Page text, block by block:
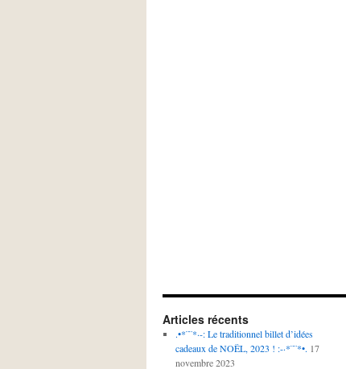
Articles récents
.•*¨¨*·-: Le traditionnel billet d’idées
cadeaux de NOËL, 2023 ! :-·*¨¨*•. 17
novembre 2023